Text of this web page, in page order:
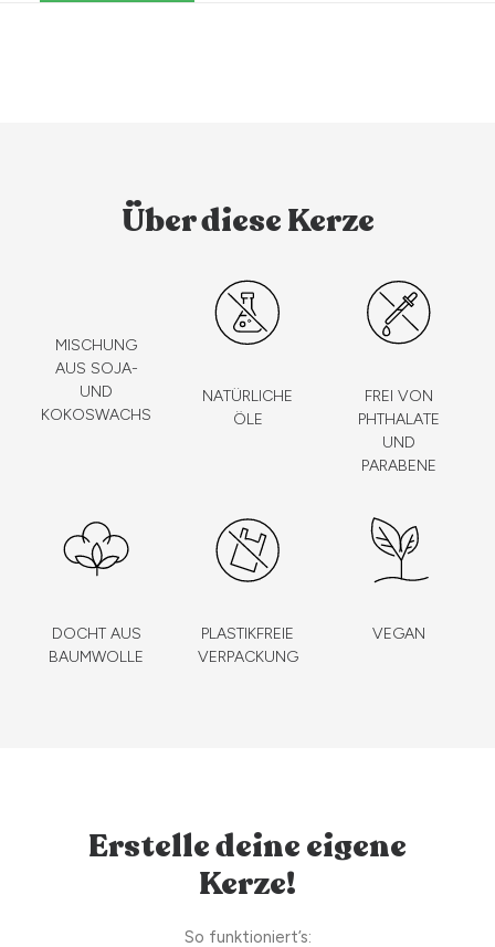
Über diese Kerze
MISCHUNG
AUS SOJA-
UND
KOKOSWACHS
NATÜRLICHE
ÖLE
FREI VON
PHTHALATE
UND
PARABENE
DOCHT AUS
BAUMWOLLE
PLASTIKFREIE
VERPACKUNG
VEGAN
Erstelle deine eigene
Kerze!
So funktioniert’s: